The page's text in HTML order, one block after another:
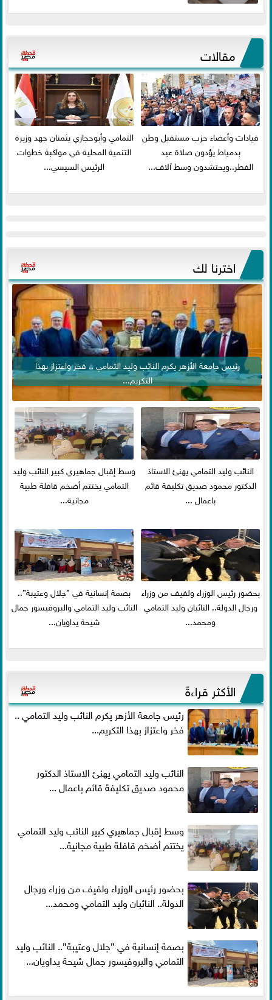
مقالات
قيادات وأعضاء حزب مستقبل وطن
بدمياط يؤدون صلاة عيد
الفطر..ويحتشدون وسط آلاف...
التمامي وأبوحجازي يثمنان جهد وزيرة
التنمية المحلية في مواكبة خطوات
الرئيس السيسي...
اخترنا لك
رئيس جامعة الأزهر يكرم النائب وليد التمامي .. فخر واعتزاز بهذا
التكريم...
النائب وليد التمامي يهنئ الاستاذ
الدكتور محمود صديق تكليفة قائم
باعمال ...
وسط إقبال جماهيري كبير النائب وليد
التمامي يختتم أضخم قافلة طبية
مجانية...
بحضور رئيس الوزراء ولفيف من وزراء
ورجال الدولة.. النائبان وليد التمامي
ومحمد...
بصمة إنسانية في ”جلال وعتيبة”..
النائب وليد التمامي والبروفيسور جمال
شيحة يداويان...
الأكثر قراءةً
رئيس جامعة الأزهر يكرم النائب وليد التمامي ..
فخر واعتزاز بهذا التكريم...
النائب وليد التمامي يهنئ الاستاذ الدكتور
محمود صديق تكليفة قائم باعمال ...
وسط إقبال جماهيري كبير النائب وليد التمامي
يختتم أضخم قافلة طبية مجانية...
بحضور رئيس الوزراء ولفيف من وزراء ورجال
الدولة.. النائبان وليد التمامي ومحمد...
بصمة إنسانية في ”جلال وعتيبة”.. النائب وليد
التمامي والبروفيسور جمال شيحة يداويان...